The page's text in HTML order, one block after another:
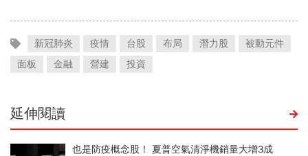
新冠肺炎 疫情 台股 布局 潛力股
被動元件
面板
金融 營建 投資
延伸閱讀
也是防疫概念股！ 夏普空氣清淨機銷量大增3成